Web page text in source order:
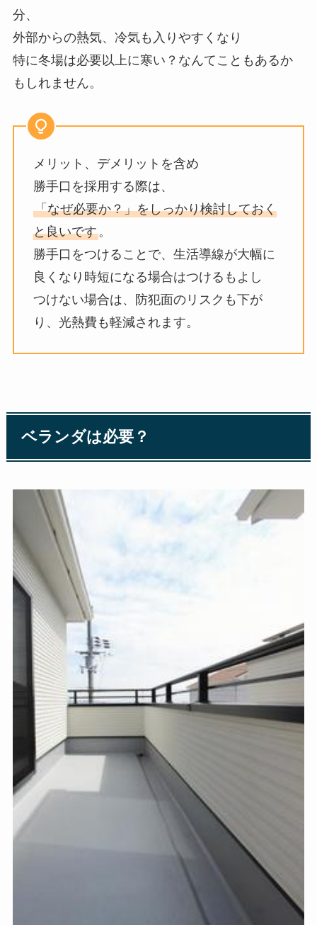
分、
外部からの熱気、冷気も入りやすくなり
特に冬場は必要以上に寒い？なんてこともあるか
もしれません。
メリット、デメリットを含め
勝手口を採用する際は、
「なぜ必要か？」をしっかり検討しておく
と良いです。
勝手口をつけることで、生活導線が大幅に
良くなり時短になる場合はつけるもよし
つけない場合は、防犯面のリスクも下が
り、光熱費も軽減されます。
ベランダは必要？